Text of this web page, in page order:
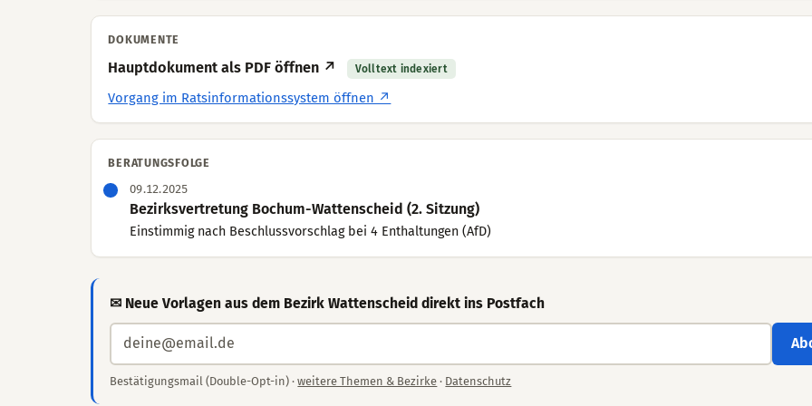
DOKUMENTE
Hauptdokument als PDF öffnen ↗ Volltext indexiert
Vorgang im Ratsinformationssystem öffnen ↗
BERATUNGSFOLGE
09.12.2025
Bezirksvertretung Bochum-Wattenscheid (2. Sitzung)
Einstimmig nach Beschlussvorschlag bei 4 Enthaltungen (AfD)
✉ Neue Vorlagen aus dem Bezirk Wattenscheid direkt ins Postfach
Bestätigungsmail (Double-Opt-in) ·weitere Themen & Bezirke · Datenschutz